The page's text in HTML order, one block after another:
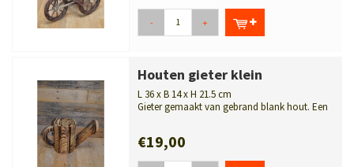
- +
Houten gieter klein
L 36 x B 14 x H 21.5 cm
Gieter gemaakt van gebrand blank hout. Een
€19,00